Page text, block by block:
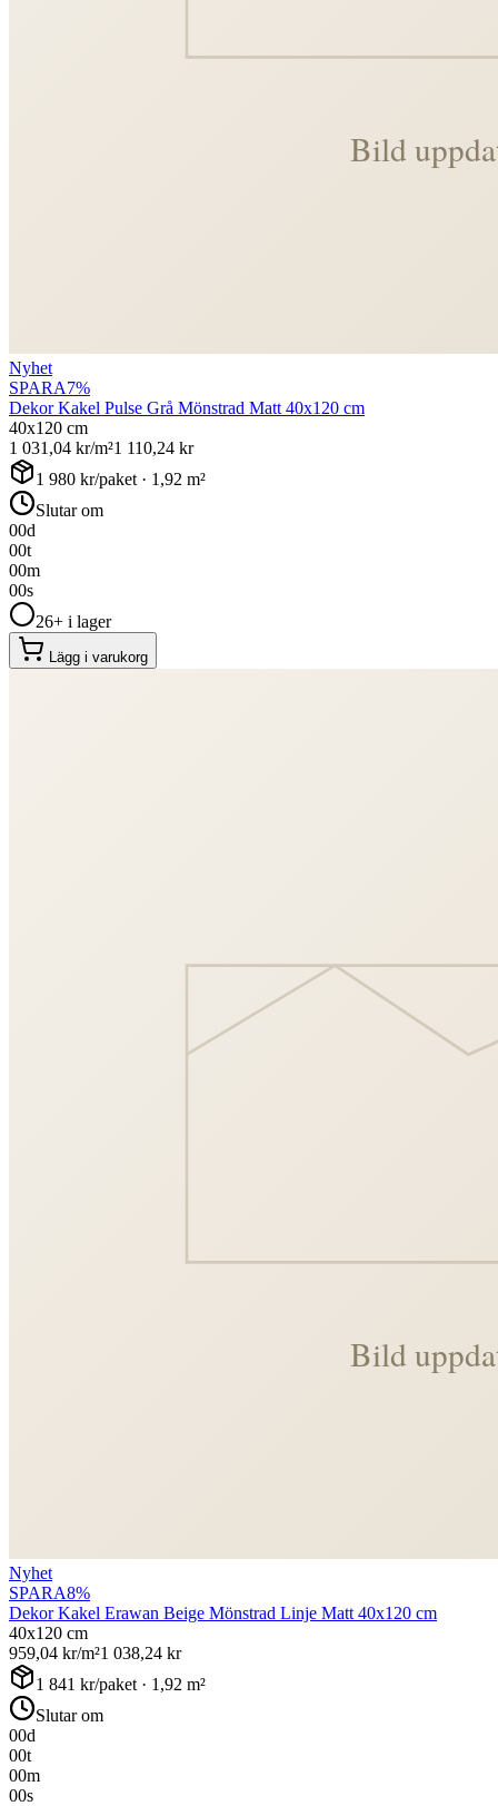
Nyhet
SPARA7%
Dekor Kakel Pulse Grå Mönstrad Matt 40x120 cm
40x120 cm
1 031,04 kr/m²1 110,24 kr
1 980 kr/paket · 1,92 m²
Slutar om
00d
00t
00m
00s
26+ i lager
Lägg i varukorg
Nyhet
SPARA8%
Dekor Kakel Erawan Beige Mönstrad Linje Matt 40x120 cm
40x120 cm
959,04 kr/m²1 038,24 kr
1 841 kr/paket · 1,92 m²
Slutar om
00d
00t
00m
00s